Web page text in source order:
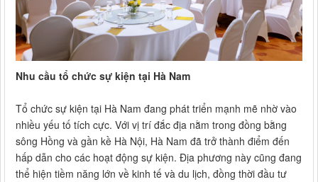
Nhu cầu tổ chức sự kiện tại Hà Nam
Tổ chức sự kiện tại Hà Nam đang phát triển mạnh mẽ nhờ vào
nhiều yếu tố tích cực. Với vị trí đắc địa nằm trong đồng bằng
sông Hồng và gần kề Hà Nội, Hà Nam đã trở thành điểm đến
hấp dẫn cho các hoạt động sự kiện. Địa phương này cũng đang
thể hiện tiềm năng lớn về kinh tế và du lịch, đồng thời đầu tư